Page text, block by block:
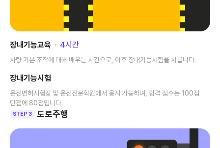
장내기능교육 ･ 4시간
차량 기본 조작에 대해 배우는 시간으로, 이후 장내기능시험을 치릅니다.
장내기능시험
운전면허시험장 및 운전전문학원에서 응시 가능하며, 합격 점수는 100점
만점에 80점입니다.
STEP 3 도로주행